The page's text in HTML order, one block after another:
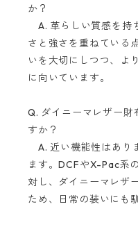
か？
A. 革らしい質感を持
さと強さを重ねている
いを大切にしつつ、よ
に向いています。
Q. ダイニーマレザー財
すか？
A. 近い機能性はあり
ます。DCFやX-Pac系
対し、ダイニーマレザ
ため、日常の装いにも